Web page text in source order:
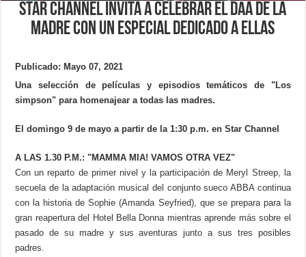
Star Channel invita a celebrar el dÃ­a de la
madre con un especial dedicado a ellas
Publicado: Mayo 07, 2021
Una selección de películas y episodios temáticos de "Los
simpson" para homenajear a todas las madres.
El domingo 9 de mayo a partir de la 1:30 p.m. en Star Channel
A LAS 1.30 P.M.: "MAMMA MIA! VAMOS OTRA VEZ"
Con un reparto de primer nivel y la participación de Meryl Streep, la
secuela de la adaptación musical del conjunto sueco ABBA continua
con la historia de Sophie (Amanda Seyfried), que se prepara para la
gran reapertura del Hotel Bella Donna mientras aprende más sobre el
pasado de su madre y sus aventuras junto a sus tres posibles
padres.